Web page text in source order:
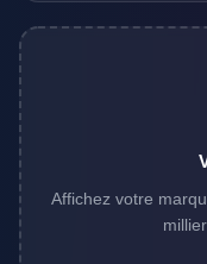
Affichez votre